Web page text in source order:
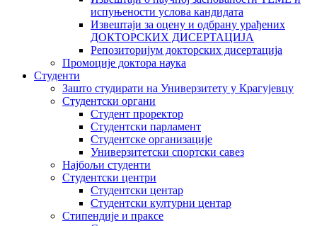
испуњености услова кандидата
Извештаји за оцену и одбрану урађених
ДОКТОРСКИХ ДИСЕРТАЦИЈА
Репозиторијум докторских дисертација
Промоције доктора наука
Студенти
Зашто студирати на Универзитету у Крагујевцу
Студентски органи
Студент проректор
Студентски парламент
Студентске организације
Универзитетски спортски савез
Најбољи студенти
Студентски центри
Студентски центар
Студентски културни центар
Стипендије и праксе